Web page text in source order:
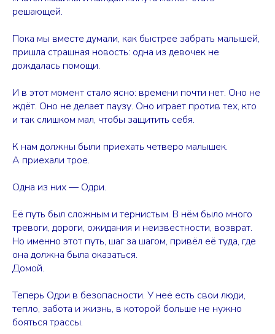
решающей.
Пока мы вместе думали, как быстрее забрать малышей,
пришла страшная новость: одна из девочек не
дождалась помощи.
И в этот момент стало ясно: времени почти нет. Оно не
ждёт. Оно не делает паузу. Оно играет против тех, кто
и так слишком мал, чтобы защитить себя.
К нам должны были приехать четверо малышек.
А приехали трое.
Одна из них — Одри.
Её путь был сложным и тернистым. В нём было много
тревоги, дороги, ожидания и неизвестности, возврат.
Но именно этот путь, шаг за шагом, привёл её туда, где
она должна была оказаться.
Домой.
Теперь Одри в безопасности. У неё есть свои люди,
тепло, забота и жизнь, в которой больше не нужно
бояться трассы.